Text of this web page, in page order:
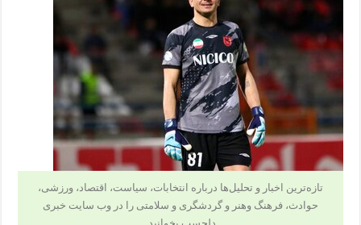
تازه‌ترین اخبار و تحلیل‌ها درباره انتخابات، سیاست، اقتصاد، ورزشی،
حوادث، فرهنگ وهنر و گردشگری و سلامتی را در وب سایت خبری